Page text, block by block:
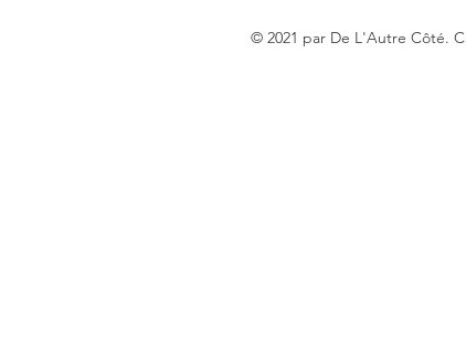
© 2021 par De L'Autre Côté.